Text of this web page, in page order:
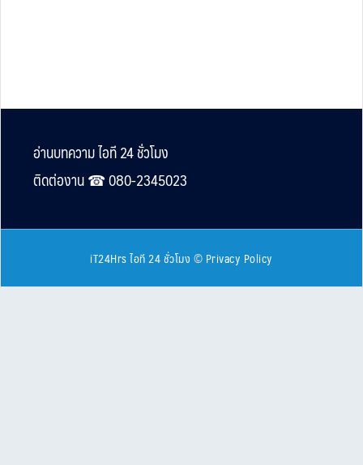
Footer
อ่านบทความ ไอที 24 ชั่วโมง
ติดต่องาน ☎︎ 080-2345023
iT24Hrs ไอที 24 ชั่วโมง © Privacy Policy